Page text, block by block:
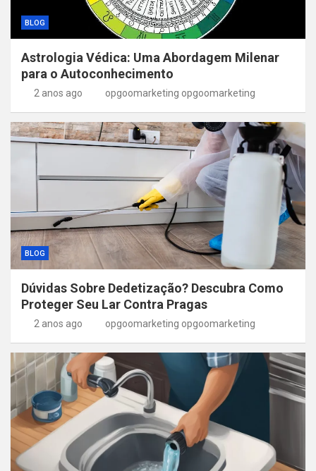
BLOG
Astrologia Védica: Uma Abordagem Milenar
para o Autoconhecimento
2 anos ago opgoomarketing opgoomarketing
BLOG
Dúvidas Sobre Dedetização? Descubra Como
Proteger Seu Lar Contra Pragas
2 anos ago opgoomarketing opgoomarketing